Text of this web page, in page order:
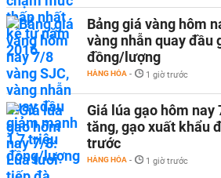
Bảng giá vàng hôm
vàng nhẫn quay đầu
đồng/lượng
HÀNG HÓA - 1 giờ trước
Giá lúa gạo hôm
tăng, gạo xuất khẩu
trước
HÀNG HÓA - 1 giờ trước